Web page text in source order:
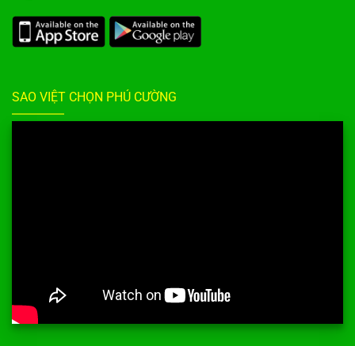
SAO VIỆT CHỌN PHÚ CƯỜNG